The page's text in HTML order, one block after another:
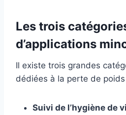
Les trois
d’applications
Il existe trois grandes
dédiées à la perte de
Suivi de l’hygiène de